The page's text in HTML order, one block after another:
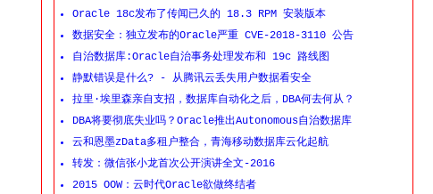
Oracle 18c发布了传闻已久的 18.3 RPM 安装版本
数据安全：独立发布的Oracle严重 CVE-2018-3110 公告
自治数据库:Oracle自治事务处理发布和 19c 路线图
静默错误是什么? - 从腾讯云丢失用户数据看安全
拉里·埃里森亲自支招，数据库自动化之后，DBA何去何从？
DBA将要彻底失业吗？Oracle推出Autonomous自治数据库
云和恩墨zData多租户整合，青海移动数据库云化起航
转发：微信张小龙首次公开演讲全文-2016
2015 OOW：云时代Oracle欲做终结者